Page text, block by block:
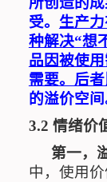
受。 生产
种解决“想
品因被使
需要。后者
的溢价空间
3.2 情绪价
第一，
中，使用